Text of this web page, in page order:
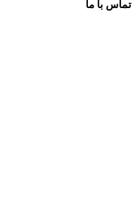
تماس با ما